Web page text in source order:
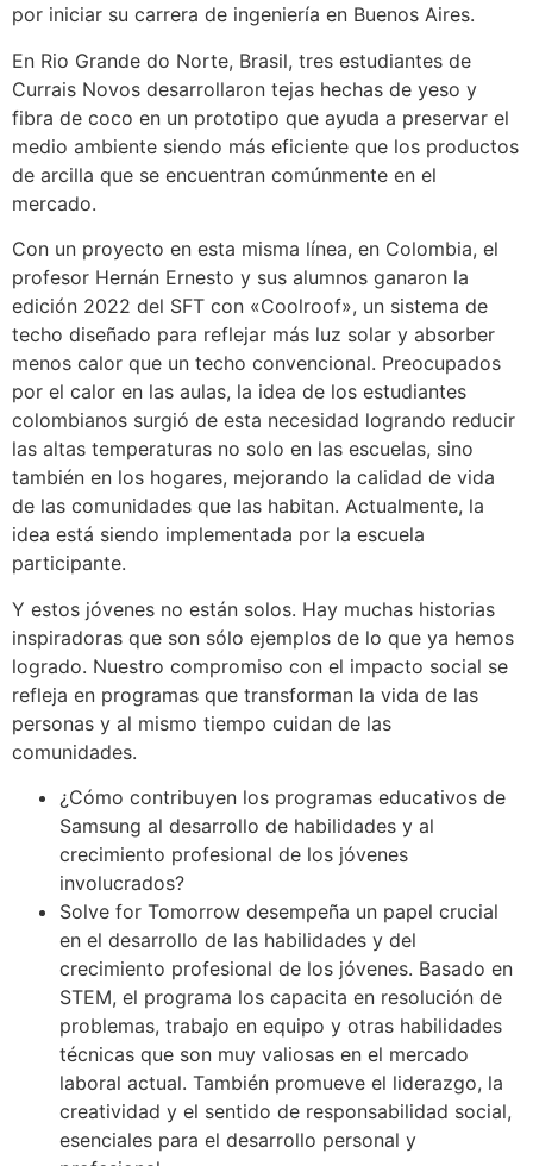
por iniciar su carrera de ingeniería en Buenos Aires.
En Rio Grande do Norte, Brasil, tres estudiantes de
Currais Novos desarrollaron tejas hechas de yeso y
fibra de coco en un prototipo que ayuda a preservar el
medio ambiente siendo más eficiente que los productos
de arcilla que se encuentran comúnmente en el
mercado.
Con un proyecto en esta misma línea, en Colombia, el
profesor Hernán Ernesto y sus alumnos ganaron la
edición 2022 del SFT con «Coolroof», un sistema de
techo diseñado para reflejar más luz solar y absorber
menos calor que un techo convencional. Preocupados
por el calor en las aulas, la idea de los estudiantes
colombianos surgió de esta necesidad logrando reducir
las altas temperaturas no solo en las escuelas, sino
también en los hogares, mejorando la calidad de vida
de las comunidades que las habitan. Actualmente, la
idea está siendo implementada por la escuela
participante.
Y estos jóvenes no están solos. Hay muchas historias
inspiradoras que son sólo ejemplos de lo que ya hemos
logrado. Nuestro compromiso con el impacto social se
refleja en programas que transforman la vida de las
personas y al mismo tiempo cuidan de las
comunidades.
¿Cómo contribuyen los programas educativos de
Samsung al desarrollo de habilidades y al
crecimiento profesional de los jóvenes
involucrados?
Solve for Tomorrow desempeña un papel crucial
en el desarrollo de las habilidades y del
crecimiento profesional de los jóvenes. Basado en
STEM, el programa los capacita en resolución de
problemas, trabajo en equipo y otras habilidades
técnicas que son muy valiosas en el mercado
laboral actual. También promueve el liderazgo, la
creatividad y el sentido de responsabilidad social,
esenciales para el desarrollo personal y